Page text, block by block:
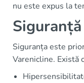
nu este expus la
Siguranța este
Varenicline. Există